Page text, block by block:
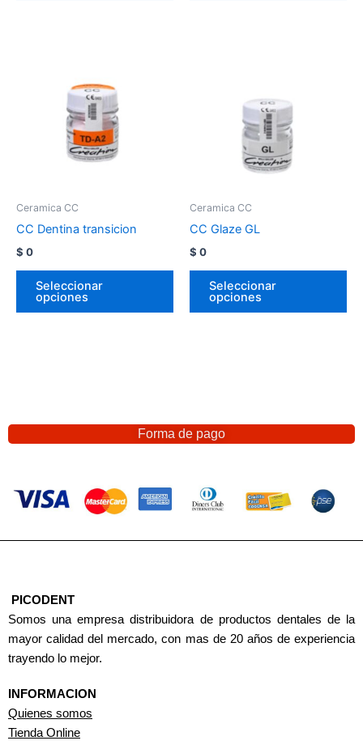
Ceramica CC
CC Dentina transicion
$ 0
Seleccionar
opciones
Ceramica CC
CC Glaze GL
$ 0
Seleccionar
opciones
Forma de pago
PICODENT
Somos una empresa distribuidora de productos dentales de la
mayor calidad del mercado, con mas de 20 años de experiencia
trayendo lo mejor.
INFORMACION
Quienes somos
Tienda Online